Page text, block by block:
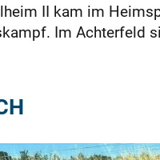
II kam im
Im Achterfeld